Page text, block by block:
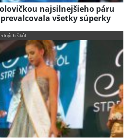
najsilnejšieho páru
všetky súperky
škôl